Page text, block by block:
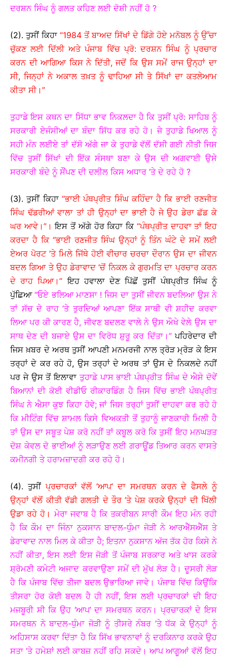
ਦਰਸ਼ਨ ਸਿੰਘ ਨੂੰ ਗਲਤ ਕਹਿਣ ਲਈ ਦੋਸ਼ੀ ਨਹੀਂ ਹੋ ?
(2). ਤੁਸੀਂ ਕਿਹਾ “1984 ਤੋਂ ਬਾਅਦ ਸਿੱਖਾਂ ਦੇ ਡਿੱਗੇ ਹੋਏ ਮਨੋਬਲ ਨੂੰ ਉੱਚਾ
ਚੁੱਕਣ ਲਈ ਦਿੱਲੀ ਅਤੇ ਪੰਜਾਬ ਵਿੱਚ ਪ੍ਰੋ: ਦਰਸ਼ਨ ਸਿੰਘ ਨੂੰ ਪ੍ਰਚਾਰ
ਕਰਨ ਦੀ ਆਗਿਆ ਕਿਸ ਨੇ ਦਿੱਤੀ, ਜਦੋਂ ਕਿ ਉਸ ਸਮੇਂ ਰਾਜ ਉਨ੍ਹਾਂ ਦਾ
ਸੀ, ਜਿਨ੍ਹਾਂ ਨੇ ਅਕਾਲ ਤਖ਼ਤ ਨੂੰ ਢਾਹਿਆ ਸੀ ਤੇ ਸਿੱਖਾਂ ਦਾ ਕਤਲੇਆਮ
ਕੀਤਾ ਸੀ।”
ਤੁਹਾਡੇ ਇਸ ਕਥਨ ਦਾ ਸਿੱਧਾ ਭਾਵ ਨਿਕਲਦਾ ਹੈ ਕਿ ਤੁਸੀਂ ਪ੍ਰੋ: ਸਾਹਿਬ ਨੂੰ
ਸਰਕਾਰੀ ਏਜੰਸੀਆਂ ਦਾ ਬੰਦਾ ਸਿੱਧ ਕਰ ਰਹੇ ਹੋ। ਜੇ ਤੁਹਾਡੇ ਖਿਆਲ ਨੂੰ
ਸਹੀ ਮੰਨ ਲਈਏ ਤਾਂ ਦੱਸੋ ਅੱਗੇ ਜਾ ਕੇ ਤੁਹਾਡੇ ਵੱਲੋਂ ਦੱਸੀ ਗਈ ਨੀਤੀ ਜਿਸ
ਵਿੱਚ ਤੁਸੀਂ ਸਿੱਖਾਂ ਦੀ ਇੱਕ ਸੰਸਥਾ ਬਣਾ ਕੇ ਉਸ ਦੀ ਅਗਵਾਈ ਉਸੇ
ਸਰਕਾਰੀ ਬੰਦੇ ਨੂੰ ਸੌਂਪਣ ਦੀ ਦਲੀਲ ਕਿਸ ਅਧਾਰ ’ਤੇ ਦੇ ਰਹੇ ਹੋ ?
(3). ਤੁਸੀਂ ਕਿਹਾ “ਭਾਈ ਪੰਥਪ੍ਰੀਤ ਸਿੰਘ ਕਹਿੰਦਾ ਹੈ ਕਿ ਭਾਈ ਰਣਜੀਤ
ਸਿੰਘ ਢੱਡਰੀਆਂ ਵਾਲਾ ਤਾਂ ਹੀ ਉਨ੍ਹਾਂ ਦਾ ਭਾਈ ਹੈ ਜੇ ਉਹ ਡੇਰਾ ਛੱਡ ਕੇ
ਘਰ ਆਵੇ।”। ਇਸ ਤੋਂ ਅੱਗੇ ਹੋਰ ਕਿਹਾ ਕਿ “ਪੰਥਪ੍ਰੀਤ ਦਾਹਵਾ ਤਾਂ ਇਹ
ਕਰਦਾ ਹੈ ਕਿ “ਭਾਈ ਰਣਜੀਤ ਸਿੰਘ ਉਨ੍ਹਾਂ ਨੂੰ ਤਿੰਨ ਘੰਟੇ ਦੇ ਸਮੇਂ ਲਈ
ਏਅਰ ਪੋਰਟ ’ਤੇ ਮਿਲੇ ਜਿੱਥੇ ਹੋਈ ਵੀਚਾਰ ਚਰਚਾ ਦੌਰਾਨ ਉਸ ਦਾ ਜੀਵਨ
ਬਦਲ ਗਿਆ ਤੇ ਉਹ ਡੇਰਾਵਾਦ ’ਚੋਂ ਨਿਕਲ ਕੇ ਗੁਰਮਤਿ ਦਾ ਪ੍ਰਚਾਰ ਕਰਨ
ਦੇ ਰਾਹ ਪਿਆ।” ਇਹ ਹਵਾਲਾ ਦੇਣ ਪਿੱਛੋਂ ਤੁਸੀਂ ਪੰਥਪ੍ਰੀਤ ਸਿੰਘ ਨੂੰ
ਪੁੱਛਿਆ“ਓਏ ਭਲਿਆ ਮਾਣਸਾ ! ਜਿਸ ਦਾ ਤੁਸੀਂ ਜੀਵਨ ਬਦਲਿਆ ਉਸ ਨੇ
ਤਾਂ ਸੱਚ ਦੇ ਰਾਹ ’ਤੇ ਤੁਰਦਿਆਂ ਆਪਣਾ ਇੱਕ ਸਾਥੀ ਵੀ ਸ਼ਹੀਦ ਕਰਵਾ
ਲਿਆ ਪਰ ਕੀ ਕਾਰਣ ਹੈ, ਜੀਵਣ ਬਦਲਣ ਵਾਲੇ ਨੇ ਉਸ ਔਖੇ ਵੇਲੇ ਉਸ ਦਾ
ਸਾਥ ਦੇਣ ਦੀ ਬਜਾਏ ਉਸ ਦਾ ਵਿਰੋਧ ਸ਼ੁਰੂ ਕਰ ਦਿੱਤਾ।”ਪਹਿਰੇਦਾਰ ਦੀ
ਜਿਸ ਖ਼ਬਰ ਦੇ ਅਰਥ ਤੁਸੀਂ ਆਪਣੀ ਮਨਮਰਜੀ ਨਾਲ ਤ੍ਰੋੜ ਮ੍ਰੋੜ ਕੇ ਇਸ
ਤਰ੍ਹਾਂ ਦੇ ਕਰ ਰਹੇ ਹੋ, ਉਸ ਤਰ੍ਹਾਂ ਦੇ ਅਰਥ ਤਾਂ ਉਸ ਦੇ ਨਿਕਲਦੇ ਨਹੀਂ
ਪਰ ਜੇ ਉਸ ਤੋਂ ਇਲਾਵਾ ਤੁਹਾਡੇ ਪਾਸ ਭਾਈ ਪੰਥਪ੍ਰੀਤ ਸਿੰਘ ਦੇ ਐਸੇ ਦੋਵੇਂ
ਬਿਆਨਾਂ ਦੀ ਕੋਈ ਵੀਡੀਓ ਰੀਕਾਰਡਿੰਗ ਹੈ ਜਿਸ ਵਿੱਚ ਭਾਈ ਪੰਥਪ੍ਰੀਤ
ਸਿੰਘ ਨੇ ਐਸਾ ਕੁਝ ਕਿਹਾ ਹੋਵੇ; ਜਾਂ ਜਿਸ ਤਰ੍ਹਾਂ ਤੁਸੀਂ ਦਾਹਵਾ ਕਰ ਰਹੇ ਹੋ
ਕਿ ਮੀਟਿੰਗ ਵਿੱਚ ਸ਼ਾਮਲ ਕਿਸੇ ਵਿਅਕਤੀ ਤੋਂ ਤੁਹਾਨੂੰ ਜਾਣਕਾਰੀ ਮਿਲੀ ਹੈ
ਤਾਂ ਉਸ ਦਾ ਸਬੂਤ ਪੇਸ਼ ਕਰੋ ਨਹੀਂ ਤਾਂ ਕਬੂਲ ਕਰੋ ਕਿ ਤੁਸੀਂ ਇਹ ਮਨਘੜਤ
ਦੋਸ਼ ਕੇਵਲ ਦੋ ਭਾਈਆਂ ਨੂੰ ਲੜਾਉਣ ਲਈ ਗਰਾਊਂਡ ਤਿਆਰ ਕਰਨ ਵਾਸਤੇ
ਕਮੀਨਗੀ ਤੇ ਹਰਾਮਜ਼ਾਦਗੀ ਕਰ ਰਹੇ ਹੋ।
(4). ਤੁਸੀਂਪ੍ਰਚਾਰਕਾਂ ਵੱਲੋਂ ’ਆਪ’ ਦਾ ਸਮਰਥਨ ਕਰਨ ਦੇ ਫੈਸਲੇ ਨੂੰ
ਉਨ੍ਹਾਂ ਵੱਲੋਂ ਕੀਤੀ ਵੱਡੀ ਗਲਤੀ ਦੇ ਤੌਰ ’ਤੇ ਪੇਸ਼ ਕਰਕੇ ਉਨ੍ਹਾਂ ਦੀ ਖਿੱਲੀ
ਉਡਾ ਰਹੇ ਹੋ। ਮੇਰਾ ਜਵਾਬ ਹੈ ਕਿ ਤਕਰੀਬਨ ਸਾਰੀ ਕੌਮ ਇਹ ਮੰਨ ਰਹੀ
ਹੈ ਕਿ ਕੌਮ ਦਾ ਜਿੰਨਾ ਨੁਕਸਾਨ ਬਾਦਲ-ਧੁੰਮਾ ਜੋੜੀ ਨੇ ਆਰਐੱਸਐੱਸ ਤੇ
ਡੇਰਾਵਾਦ ਨਾਲ ਮਿਲ ਕੇ ਕੀਤਾ ਹੈ; ਇਤਨਾ ਨੁਕਸਾਨ ਅੱਜ ਤੱਕ ਹੋਰ ਕਿਸੇ ਨੇ
ਨਹੀਂ ਕੀਤਾ, ਇਸ ਲਈ ਇਸ ਜੋੜੀ ਤੋਂ ਪੰਜਾਬ ਸਰਕਾਰ ਅਤੇ ਖਾਸ ਕਰਕੇ
ਸ਼੍ਰੋਮਣੀ ਕਮੇਟੀ ਅਜਾਦ ਕਰਵਾਉਣਾ ਸਮੇਂ ਦੀ ਮੁੱਖ ਲੋੜ ਹੈ। ਦੂਸਰੀ ਲੋੜ
ਹੈ ਕਿ ਪੰਜਾਬ ਵਿੱਚ ਤੀਜਾ ਬਦਲ ਉਭਾਰਿਆ ਜਾਵੇ। ਪੰਜਾਬ ਵਿੱਚ ਕਿਉਂਕਿ
ਤੀਸਰਾ ਹੋਰ ਕੋਈ ਬਦਲ ਹੈ ਹੀ ਨਹੀਂ, ਇਸ ਲਈ ਪ੍ਰਚਾਰਕਾਂ ਦੀ ਇਹ
ਮਜਬੂਰੀ ਸੀ ਕਿ ਉਹ ‘ਆਪ’ ਦਾ ਸਮਰਥਨ ਕਰਨ। ਪ੍ਰਚਾਰਕਾਂ ਦੇ ਇਸ
ਸਮਰਥਨ ਨੇ ਬਾਦਲ-ਧੁੰਮਾ ਜੋੜੀ ਨੂੰ ਤੀਸਰੇ ਨੰਬਰ ’ਤੇ ਧੱਕ ਕੇ ਉਨ੍ਹਾਂ ਨੂੰ
ਅਹਿਸਾਸ ਕਰਵਾ ਦਿੱਤਾ ਹੈ ਕਿ ਸਿੱਖ ਭਾਵਨਾਵਾਂ ਨੂੰ ਦਰਕਿਨਾਰ ਕਰਕੇ ਉਹ
ਸਤਾ ’ਤੇ ਹਮੇਸ਼ਾਂ ਲਈ ਕਾਬਜ਼ ਨਹੀਂ ਰਹਿ ਸਕਦੇ। ਆਪ ਆਗੂਆਂ ਵੱਲੋਂ ਇਹ